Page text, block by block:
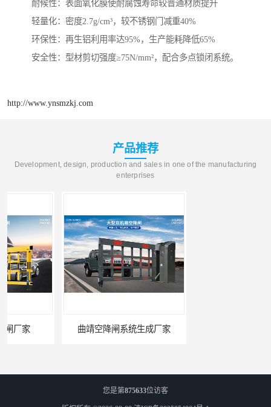
‌耐候性‌：表面氧化膜使耐腐蚀寿命较普通材质提升
‌轻量化‌：密度2.7g/cm³，较不锈钢门减重40%
‌环保性‌：再生铝利用率达95%，生产能耗降低65%
‌安全性‌：型材剪切强度≥75N/mm²，配合多点锁闭系统。
http://www.ynsmzkj.com
产品推荐
Development, design, production and sales in one of the manufacturing
enterprises
曲靖空降闸系统生成厂家 玉溪工业空降闸生成厂家
您是第875633位访客